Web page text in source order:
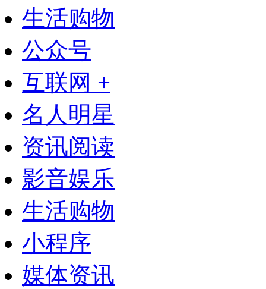
生活购物
公众号
互联网 +
名人明星
资讯阅读
影音娱乐
生活购物
小程序
媒体资讯